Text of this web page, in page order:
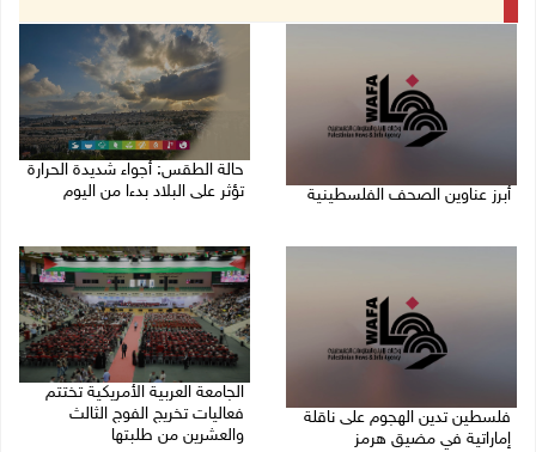
أبرز عناوين الصحف الفلسطينية
حالة الطقس: أجواء شديدة الحرارة
تؤثر على البلاد بدءا من اليوم
فلسطين تدين الهجوم على ناقلة
إماراتية في مضيق هرمز
الجامعة العربية الأمريكية تختتم
فعاليات تخريج الفوج الثالث
والعشرين من طلبتها